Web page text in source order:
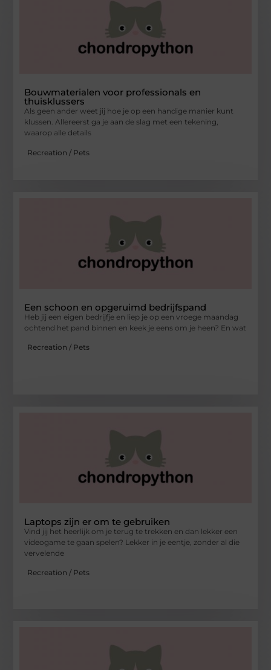
Bouwmaterialen voor professionals en
thuisklussers
Als geen ander weet jij hoe je op een handige manier kunt
klussen. Allereerst ga je aan de slag met een tekening,
waarop alle details
Recreation / Pets
Een schoon en opgeruimd bedrijfspand
Heb jij een eigen bedrijfje en liep je op een vroege maandag
ochtend het pand binnen en keek je eens om je heen? En wat
Recreation / Pets
Laptops zijn er om te gebruiken
Vind jij het heerlijk om je terug te trekken en dan lekker een
videogame te gaan spelen? Lekker in je eentje, zonder al die
vervelende
Recreation / Pets